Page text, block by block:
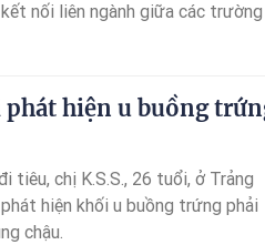
nối liên ngành giữa các trường
thúc đẩy hệ sinh thái khởi
hiện u buồng
tiêu, chị K.S.S., 26 tuổi, ở Trảng
hiện khối u buồng trứng phải
chậu.